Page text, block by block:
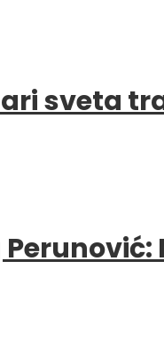
sveta